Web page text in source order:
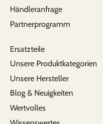
Händleranfrage
Partnerprogramm
Ersatzteile
Unsere Produktkategorien
Unsere Hersteller
Blog & Neuigkeiten
Wertvolles